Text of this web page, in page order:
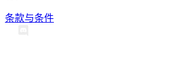
条款与条件